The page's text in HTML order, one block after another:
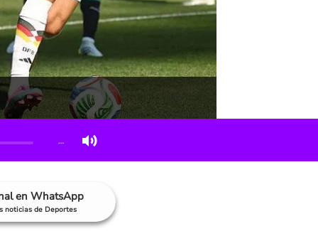
…
en WhatsApp
noticias de Deportes